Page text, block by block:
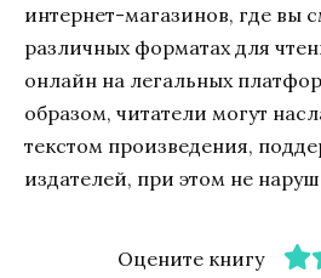
интернет-магазинов, где вы
различных форматах для
онлайн на легальных
образом, читатели могут
текстом произведения,
издателей, при этом не
Оцените книгу